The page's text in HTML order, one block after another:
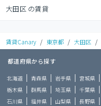
大田区 の賃貸
賃貸Canary / 東京都 / 大田区 /
都道府県から探す
北海道 青森県 岩手県 宮城県
栃木県
群馬県 埼玉県 千葉県
石川県
福井県 山梨県 長野県